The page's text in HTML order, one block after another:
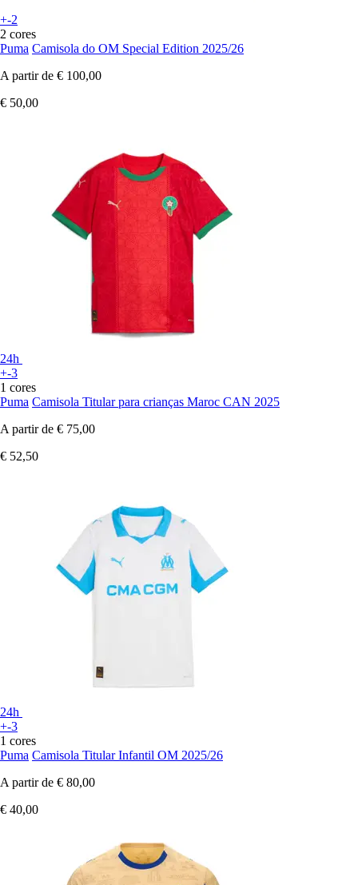
+-2
2 cores
Puma Camisola do OM Special Edition 2025/26
A partir de € 100,00
€ 50,00
24h
+-3
1 cores
Puma Camisola Titular para crianças Maroc CAN 2025
A partir de € 75,00
€ 52,50
24h
+-3
1 cores
Puma Camisola Titular Infantil OM 2025/26
A partir de € 80,00
€ 40,00